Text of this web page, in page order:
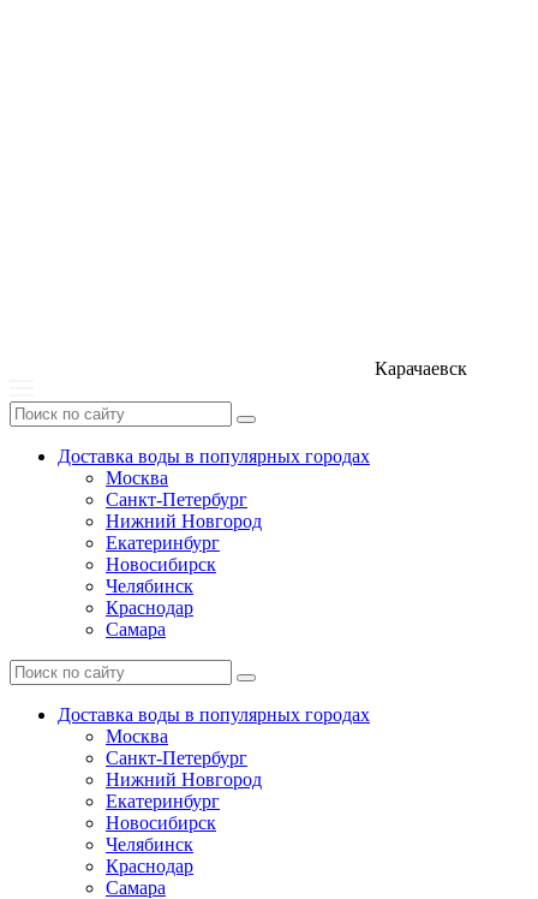
Карачаевск
Доставка воды в популярных городах
Москва
Санкт-Петербург
Нижний Новгород
Екатеринбург
Новосибирск
Челябинск
Краснодар
Самара
Доставка воды в популярных городах
Москва
Санкт-Петербург
Нижний Новгород
Екатеринбург
Новосибирск
Челябинск
Краснодар
Самара